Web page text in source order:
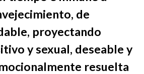
de
proyectando
y sexual, deseable y
resuelta